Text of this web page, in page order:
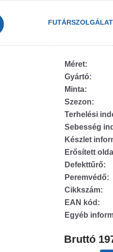
FUTÁRSZOLGÁLAT
Méret:
Gyártó:
Minta:
Szezon:
Terhelési
Sebesség
Készlet
Erősített
Defekttűrő:
Peremvédő:
Cikkszám:
EAN kód:
Egyéb
Bruttó